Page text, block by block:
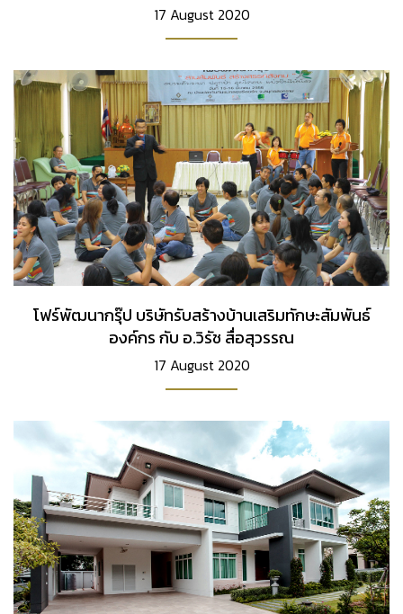
17 August 2020
โฟร์พัฒนากรุ๊ป บริษัทรับสร้างบ้านเสริมทักษะสัมพันธ์
องค์กร กับ อ.วิรัช สื่อสุวรรณ
17 August 2020